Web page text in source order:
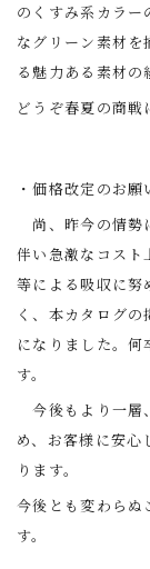
のくすみ系カラー
なグリーン素材を
る魅力ある素材の
どうぞ春夏の商戦
・価格改定のお願
尚、昨今の情勢
伴い急激なコスト
等による吸収に努
く、本カタログ
になりました。
す。
今後もより一層
め、お客様に安
ります。
今後とも変わらぬ
す。